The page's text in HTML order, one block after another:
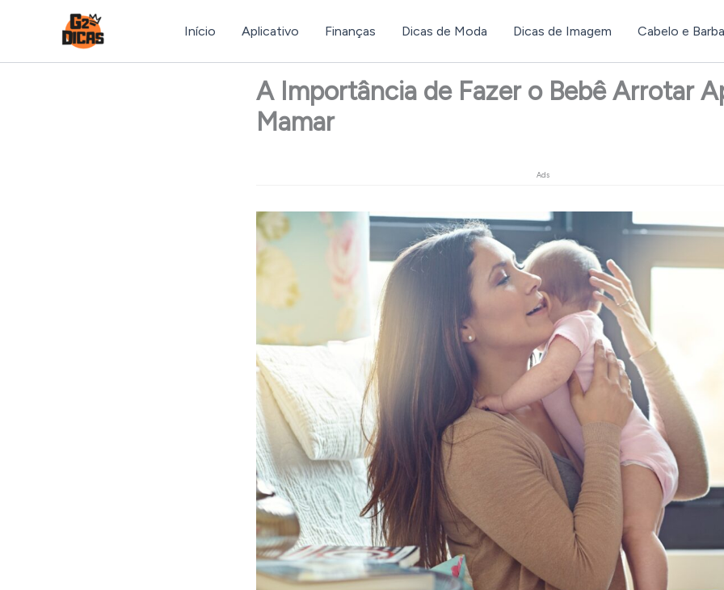
Início Aplicativo Finanças Dicas de Moda Dicas de Imagem Cabelo e Barba
A Importância de Fazer o Bebê Arrotar
Mamar
Ads